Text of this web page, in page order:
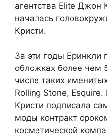
агентства Elite Джон
началась
Кристи.
За эти годы Бринкли
обложках более чем
числе таких
Rolling Stone,
Кристи подписала
моды контракт
косметической